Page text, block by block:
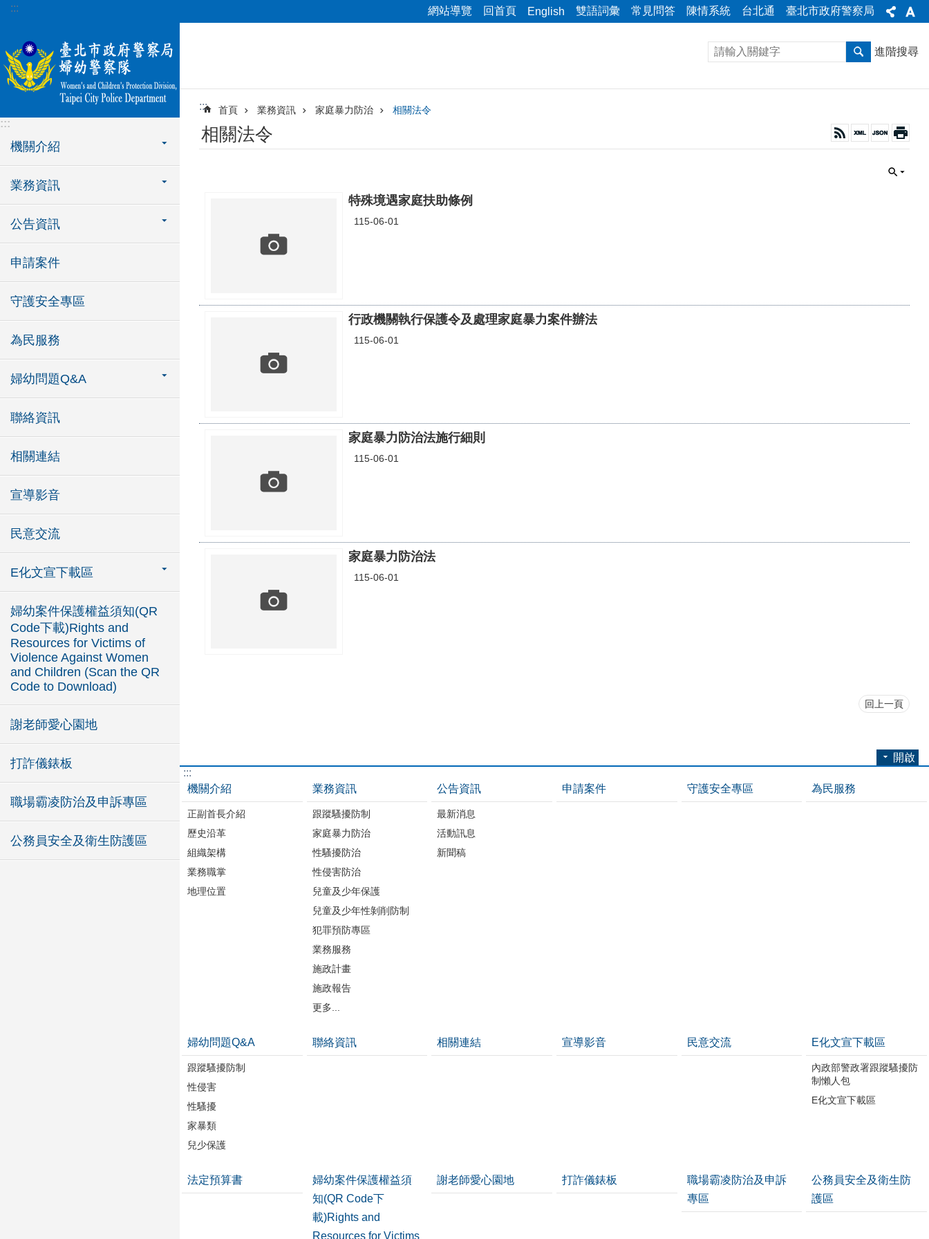
跳到主要內容區塊
::: 網站導覽 回首頁 English 雙語詞彙 常見問答 陳情系統 台北通 臺北市政府警察局
:::
機關介紹
業務資訊
公告資訊
申請案件
守護安全專區
為民服務
婦幼問題Q&A
聯絡資訊
相關連結
宣導影音
民意交流
E化文宣下載區
婦幼案件保護權益須知(QR
Code下載)Rights and
Resources for Victims of
Violence Against Women
and Children (Scan the QR
Code to Download)
謝老師愛心園地
打詐儀錶板
職場霸凌防治及申訴專區
公務員安全及衛生防護區
進階搜尋
::: 首頁 業務資訊 家庭暴力防治 相關法令
相關法令
特殊境遇家庭扶助條例
115-06-01
行政機關執行保護令及處理家庭暴力案件辦法
115-06-01
家庭暴力防治法施行細則
115-06-01
家庭暴力防治法
115-06-01
回上一頁
開啟
:::
機關介紹
正副首長介紹
歷史沿革
組織架構
業務職掌
地理位置
業務資訊
跟蹤騷擾防制
家庭暴力防治
性騷擾防治
性侵害防治
兒童及少年保護
兒童及少年性剝削防制
犯罪預防專區
業務服務
施政計畫
施政報告
更多...
公告資訊
最新消息
活動訊息
新聞稿
申請案件 守護安全專區 為民服務
婦幼問題Q&A
跟蹤騷擾防制
性侵害
性騷擾
家暴類
兒少保護
聯絡資訊 相關連結 宣導影音 民意交流 E化文宣下載區
內政部警政署跟蹤騷擾防
制懶人包
E化文宣下載區
法定預算書
婦幼案件保護權益須
知(QR Code下
載)Rights and
Resources for Victims
謝老師愛心園地 打詐儀錶板
職場霸凌防治及申訴
專區
公務員安全及衛生防
護區